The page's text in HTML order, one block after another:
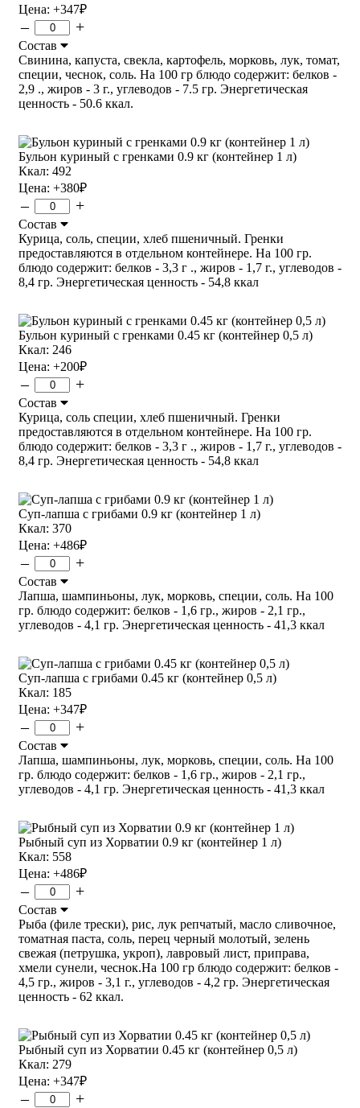
Цена: +347₽
– +
Состав
Свинина, капуста, свекла, картофель, морковь, лук, томат,
специи, чеснок, соль. На 100 гр блюдо содержит: белков -
2,9 ., жиров - 3 г., углеводов - 7.5 гр. Энергетическая
ценность - 50.6 ккал.
Бульон куриный с гренками 0.9 кг (контейнер 1 л)
Ккал: 492
Цена: +380₽
– +
Состав
Курица, соль, специи, хлеб пшеничный. Гренки
предоставляются в отдельном контейнере. На 100 гр.
блюдо содержит: белков - 3,3 г ., жиров - 1,7 г., углеводов -
8,4 гр. Энергетическая ценность - 54,8 ккал
Бульон куриный с гренками 0.45 кг (контейнер 0,5 л)
Ккал: 246
Цена: +200₽
– +
Состав
Курица, соль специи, хлеб пшеничный. Гренки
предоставляются в отдельном контейнере. На 100 гр.
блюдо содержит: белков - 3,3 г ., жиров - 1,7 г., углеводов -
8,4 гр. Энергетическая ценность - 54,8 ккал
Суп-лапша с грибами 0.9 кг (контейнер 1 л)
Ккал: 370
Цена: +486₽
– +
Состав
Лапша, шампиньоны, лук, морковь, специи, соль. На 100
гр. блюдо содержит: белков - 1,6 гр., жиров - 2,1 гр.,
углеводов - 4,1 гр. Энергетическая ценность - 41,3 ккал
Суп-лапша с грибами 0.45 кг (контейнер 0,5 л)
Ккал: 185
Цена: +347₽
– +
Состав
Лапша, шампиньоны, лук, морковь, специи, соль. На 100
гр. блюдо содержит: белков - 1,6 гр., жиров - 2,1 гр.,
углеводов - 4,1 гр. Энергетическая ценность - 41,3 ккал
Рыбный суп из Хорватии 0.9 кг (контейнер 1 л)
Ккал: 558
Цена: +486₽
– +
Состав
Рыба (филе трески), рис, лук репчатый, масло сливочное,
томатная паста, соль, перец черный молотый, зелень
свежая (петрушка, укроп), лавровый лист, приправа,
хмели сунели, чеснок.На 100 гр блюдо содержит: белков -
4,5 гр., жиров - 3,1 г., углеводов - 4,2 гр. Энергетическая
ценность - 62 ккал.
Рыбный суп из Хорватии 0.45 кг (контейнер 0,5 л)
Ккал: 279
Цена: +347₽
– +